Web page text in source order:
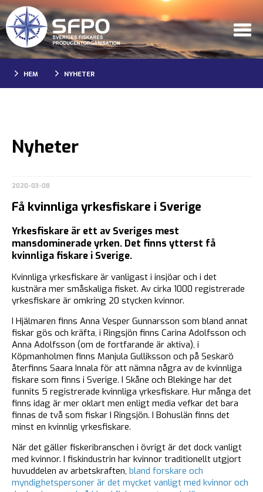
HEM NYHETER
Nyheter
2020-03-08
Få kvinnliga yrkesfiskare i Sverige
Yrkesfiskare är ett av Sveriges mest
mansdominerade yrken. Det finns ytterst få
kvinnliga fiskare i Sverige.
Kvinnliga yrkesfiskare är vanligast i insjöar och i det
kustnära mer småskaliga fisket. Av cirka 1000 registrerade
yrkesfiskare är omkring 20 stycken kvinnor.
I Hjälmaren finns Anna Vesper Gunnarsson som bland annat
fiskar gös och kräfta, i Ringsjön finns Carina Adolfsson och
Anna Adolfsson (om de fortfarande är aktiva), i
Köpmanholmen finns Manjula Gulliksson och på Seskarö
återfinns Saara Innala för att nämna några av de kvinnliga
fiskare som finns i Sverige. I Skåne och Blekinge har det
funnits 5 registrerade kvinnliga yrkesfiskare. Hur många det
finns idag är mer oklart men enligt media vefkar det bara
finnas de två som fiskar I Ringsjön. I Bohuslän finns det
minst en kvinnlig yrkesfiskare.
När det gäller fiskeribranschen i övrigt är det dock vanligt
med kvinnor. I fiskindustrin har kvinnor traditionellt utgjort
huvuddelen av arbetskraften, bland forskare och
myndighetspersoner är det mycket vanligt med kvinnor och